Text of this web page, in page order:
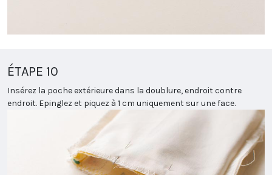
ÉTAPE 10
Insérez la poche extérieure dans la doublure, endroit contre
endroit. Epinglez et piquez à 1 cm uniquement sur une face.